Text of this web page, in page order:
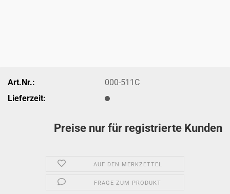
Art.Nr.:
000-511C
Lieferzeit:
Preise nur für registrierte Kunden
AUF DEN MERKZETTEL
FRAGE ZUM PRODUKT